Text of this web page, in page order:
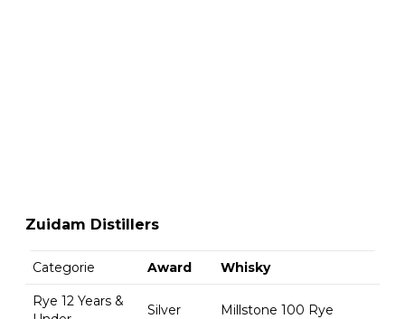
Zuidam Distillers
Categorie Award Whisky
Rye 12 Years &
Silver Millstone 100 Rye